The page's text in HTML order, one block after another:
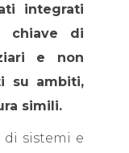
integrati
chiave di
e non
su ambiti,
simili.
di sistemi e